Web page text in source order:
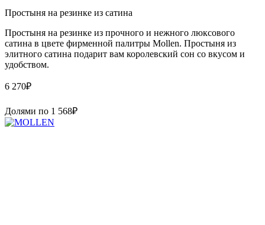
Простыня на резинке из сатина
Простыня на резинке из прочного и нежного люксового
сатина в цвете фирменной палитры Mollen. Простыня из
элитного сатина подарит вам королевский сон со вкусом и
удобством.
6 270₽
Долями по 1 568₽